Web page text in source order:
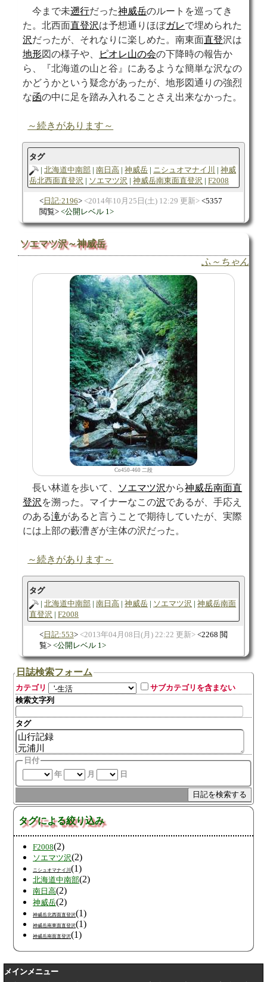
今まで未遡行だった神威岳のルートを巡ってき
た。北西面直登沢は予想通りほぼガレで埋められた
沢だったが、それなりに楽しめた。南東面直登沢は
地形図の様子や、 ピオレ山の会の下降時の報告か
ら、『北海道の山と谷』にあるような簡単な沢なの
かどうかという疑念があったが、地形図通りの強烈
な函の中に足を踏み入れることさえ出来なかった。
～続きがあります～
タグ
北海道中南部
南日高 神威岳 ニシュオマナイ川
神威
岳北西面直登沢
ソエマツ沢 神威岳南東面直登沢 F2008
日記:2196 2014年10月25日(土) 12:29 更新
5357
閲覧
公開レベル 1
ソエマツ沢～神威岳
ふ～ちゃん
Co450-460 二段
長い林道を歩いて、 ソエマツ沢から神威岳南面直
登沢 を溯った。マイナーなこの沢であるが、手応え
のある滝があると言うことで期待していたが、実際
には上部の藪漕ぎが主体の沢だった。
～続きがあります～
タグ
北海道中南部
南日高 神威岳 ソエマツ沢
神威岳南面
直登沢
F2008
日記:553 2013年04月08日(月) 22:22 更新
2268 閲
覧
公開レベル 1
日誌検索フォーム
カテゴリ
サブカテゴリを含まない
検索文字列
タグ
日付
年
月 日
タグによる絞り込み
F2008(2)
ソエマツ沢(2)
ニシュオマナイ川(1)
北海道中南部(2)
南日高(2)
神威岳(2)
神威岳北西面直登沢(1)
神威岳南東面直登沢(1)
神威岳南面直登沢(1)
メインメニュー